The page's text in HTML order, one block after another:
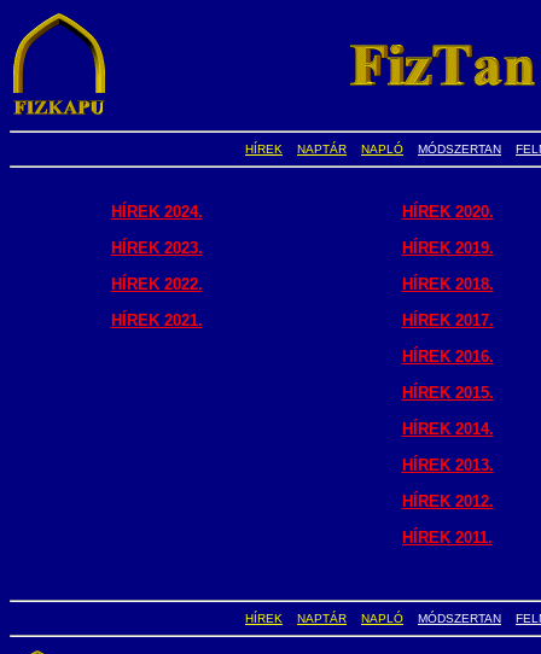
HÍREK NAPTÁR NAPLÓ MÓDSZERTAN
HÍREK 2024.
HÍREK 2023.
HÍREK 2022.
HÍREK 2021.
HÍREK 2020.
HÍREK 2019.
HÍREK 2018.
HÍREK 2017.
HÍREK 2016.
HÍREK 2015.
HÍREK 2014.
HÍREK 2013.
HÍREK 2012.
HÍREK 2011.
HÍREK NAPTÁR NAPLÓ MÓDSZERTAN